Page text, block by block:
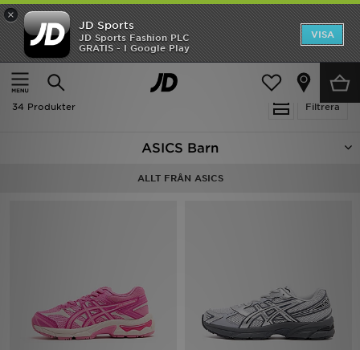
×
JD Sports
JD Sports Fashion PLC
GRATIS - I Google Play
VISA
Ny termin, ny stil Essentials för skolstarten
Hem
Barn
Filtrera
34 Produkter
ASICS Barn
ALLT FRÅN ASICS
Hem
Rea
Sport